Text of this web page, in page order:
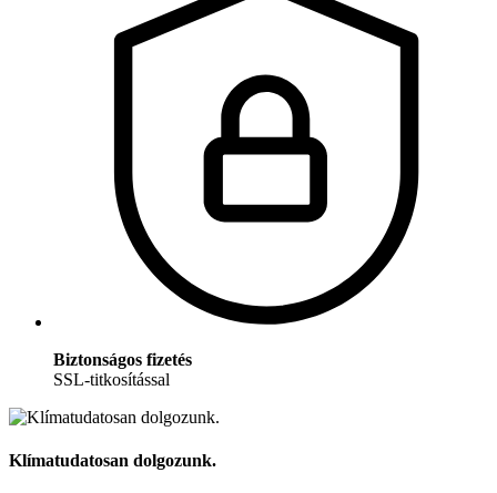
Biztonságos fizetés
SSL-titkosítással
Klímatudatosan dolgozunk.